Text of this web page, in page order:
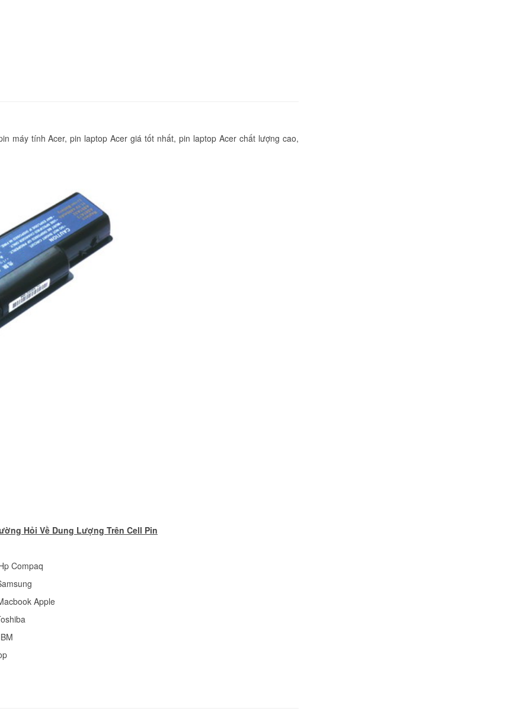
Pin laptop Gateway
máy tính Acer, pin laptop Acer giá tốt nhất, pin laptop Acer chất lượng cao,
Hỏi Về Dung Lượng Trên Cell Pin
Compaq
Apple